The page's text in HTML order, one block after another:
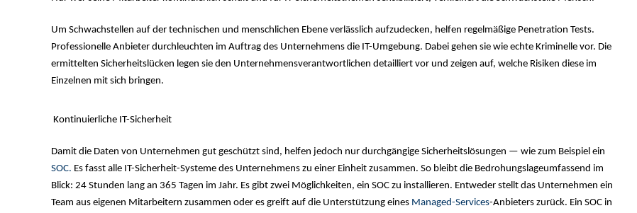
Um Schwachstellen auf der technischen und menschlichen Ebene verlässlich aufzudecken, helfen regelmäßige Penetration Tests.
Professionelle Anbieter durchleuchten im Auftrag des Unternehmens die IT-Umgebung. Dabei gehen sie wie echte Kriminelle vor. Die
ermittelten Sicherheitslücken legen sie den Unternehmensverantwortlichen detailliert vor und zeigen auf, welche Risiken diese im
Einzelnen mit sich bringen.
Kontinuierliche IT-Sicherheit
Damit die Daten von Unternehmen gut geschützt sind, helfen jedoch nur durchgängige Sicherheitslösungen — wie zum Beispiel ein
SOC. Es fasst alle IT-Sicherheit-Systeme des Unternehmens zu einer Einheit zusammen. So bleibt die Bedrohungslageumfassend im
Blick: 24 Stunden lang an 365 Tagen im Jahr. Es gibt zwei Möglichkeiten, ein SOC zu installieren. Entweder stellt das Unternehmen ein
Team aus eigenen Mitarbeitern zusammen oder es greift auf die Unterstützung eines Managed-Services-Anbieters zurück. Ein SOC in